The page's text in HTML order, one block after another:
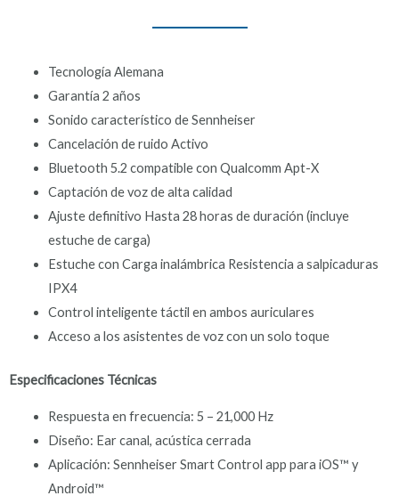
Tecnología Alemana
Garantía 2 años
Sonido característico de Sennheiser
Cancelación de ruido Activo
Bluetooth 5.2 compatible con Qualcomm Apt-X
Captación de voz de alta calidad
Ajuste definitivo Hasta 28 horas de duración (incluye
estuche de carga)
Estuche con Carga inalámbrica Resistencia a salpicaduras
IPX4
Control inteligente táctil en ambos auriculares
Acceso a los asistentes de voz con un solo toque
Especificaciones Técnicas
Respuesta en frecuencia: 5 – 21,000 Hz
Diseño: Ear canal, acústica cerrada
Aplicación: Sennheiser Smart Control app para iOS™ y
Android™